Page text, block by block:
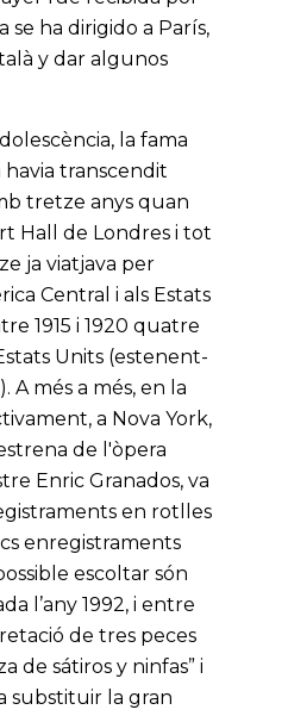
se ha dirigido a París,
y dar algunos
la fama
transcendit
tretze anys quan
Hall de Londres i tot
ja viatjava per
Central i als Estats
1915 i 1920 quatre
Units (estenent-
A més a més, en la
a Nova York,
de l'òpera
Enric Granados, va
en rotlles
enregistraments
escoltar són
l’any 1992, i entre
de tres peces
de sátiros y ninfas” i
substituir la gran